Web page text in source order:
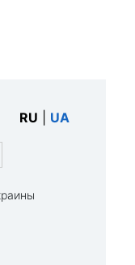
RU UA